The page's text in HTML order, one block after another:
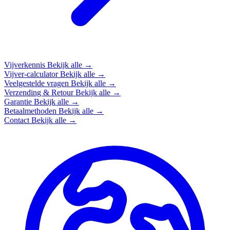
Vijverkennis Bekijk alle →
Vijver-calculatorBekijk alle →
Veelgestelde vragen Bekijk alle →
Verzending & RetourBekijk alle →
Garantie Bekijk alle →
Betaalmethoden Bekijk alle →
Contact Bekijk alle →